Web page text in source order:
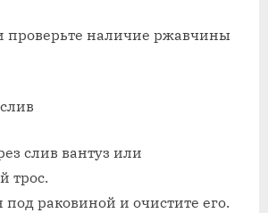
проверьте наличие ржавчины
слив вантуз или
трос.
раковиной и очистите его.